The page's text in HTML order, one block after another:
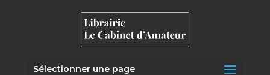
Sélectionner une page